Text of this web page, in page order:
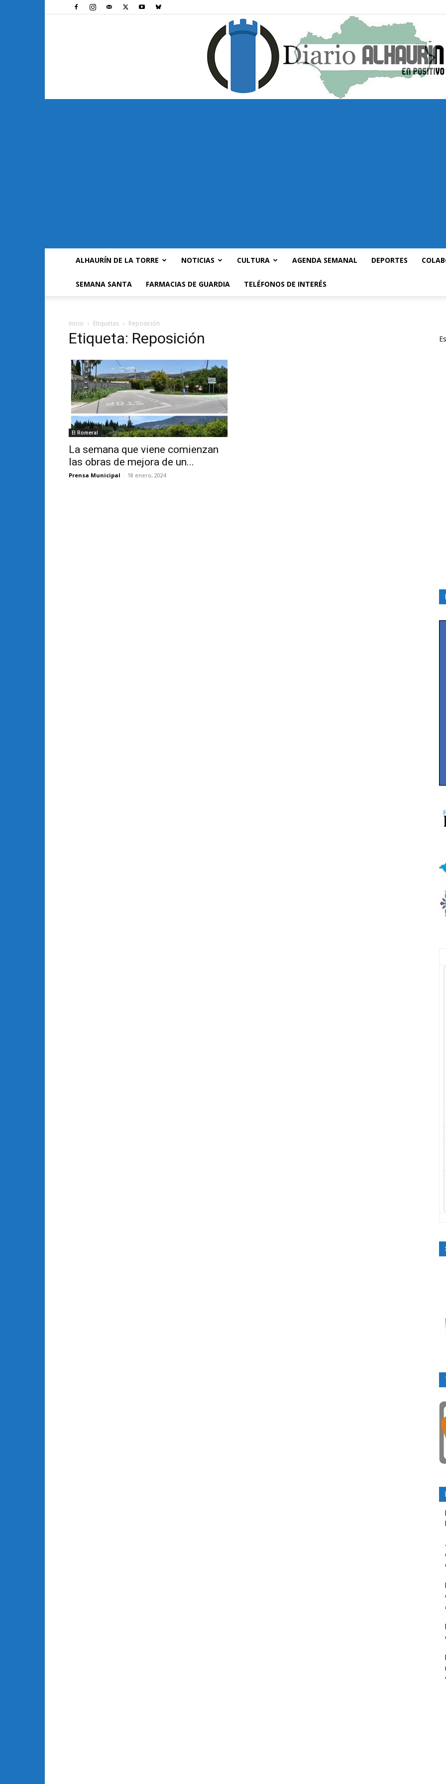
ALHAURÍN DE LA TORRE NOTICIAS CULTURA AGENDA SEMANAL DEPORTES
SEMANA SANTA FARMACIAS DE GUARDIA TELÉFONOS DE INTERÉS
Inicio Etiquetas Reposición
Etiqueta: Reposición
El Romeral
La semana que viene comienzan
las obras de mejora de un...
Prensa Municipal - 18 enero, 2024